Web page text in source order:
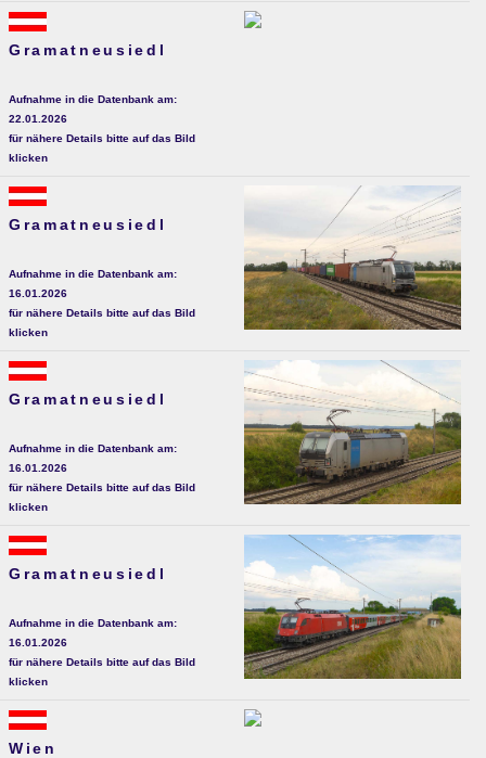
Gramatneusiedl
Aufnahme in die Datenbank am:
22.01.2026
für nähere Details bitte auf das Bild
klicken
Gramatneusiedl
Aufnahme in die Datenbank am:
16.01.2026
für nähere Details bitte auf das Bild
klicken
Gramatneusiedl
Aufnahme in die Datenbank am:
16.01.2026
für nähere Details bitte auf das Bild
klicken
Gramatneusiedl
Aufnahme in die Datenbank am:
16.01.2026
für nähere Details bitte auf das Bild
klicken
Wien